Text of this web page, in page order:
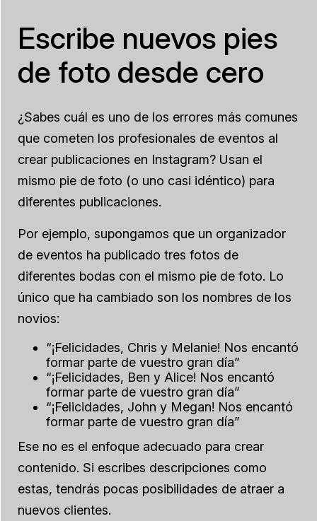
Escribe nuevos pies
de foto desde cero
¿Sabes cuál es uno de los errores más comunes
que cometen los profesionales de eventos al
crear publicaciones en Instagram? Usan el
mismo pie de foto (o uno casi idéntico) para
diferentes publicaciones.
Por ejemplo, supongamos que un organizador
de eventos ha publicado tres fotos de
diferentes bodas con el mismo pie de foto. Lo
único que ha cambiado son los nombres de los
novios:
“¡Felicidades, Chris y Melanie! Nos encantó
formar parte de vuestro gran día”
“¡Felicidades, Ben y Alice! Nos encantó
formar parte de vuestro gran día”
“¡Felicidades, John y Megan! Nos encantó
formar parte de vuestro gran día”
Ese no es el enfoque adecuado para crear
contenido. Si escribes descripciones como
estas, tendrás pocas posibilidades de atraer a
nuevos clientes.